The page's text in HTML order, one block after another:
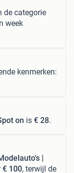
de categorie
week
kenmerken:
on is € 28.
|
€ 100, terwijl de